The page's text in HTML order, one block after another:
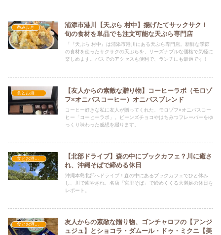
呑み歩き
浦添市港川【天ぷら 村中】揚げたてサックサク！
旬の食材を単品でも注文可能な天ぷら専門店
「『天ぷら 村中』は浦添市港川にある天ぷら専門店。新鮮な季節
の食材を使ったサクサクの天ぷらを、リーズナブルな価格で気軽に
楽しめます。バスでのアクセスも便利で、ランチにも最適です！
食とお酒とおでかけ
【友人からの素敵な贈り物】コーヒーラボ（モロゾ
フ×オニバスコーヒー）オニバスブレンド
コーヒー好きな私に友人が贈ってくれた、モロゾフ×オニバスコー
ヒー「コーヒーラボ」。ビーンズチョコやはちみつフレーバーをゆ
っくり味わった感想を綴ります。
【北部ドライブ】森の中にブックカフェ？川に癒さ
れ、沖縄そばで締める休日
沖縄本島北部へドライブ！森の中にあるブックカフェでひと休み
し、川で癒やされ、名店「宮里そば」で締めくくる大満足の休日を
レポート。
友人からの素敵な贈り物、ゴンチャロフの【アンジ
ュジュ】とショコラ・ダムール・ドゥ・ミクニ【美